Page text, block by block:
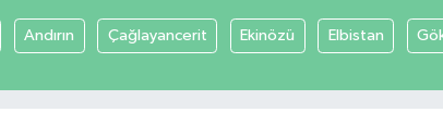
Andırın Çağlayancerit Ekinözü Elbistan